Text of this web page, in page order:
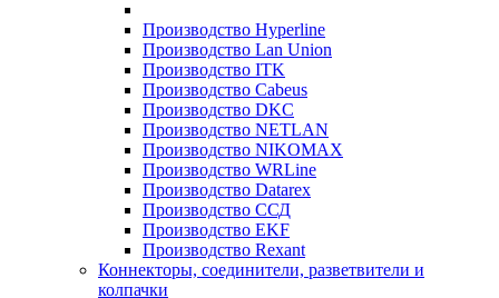
Производство Hyperline
Производство Lan Union
Производство ITK
Производство Cabeus
Производство DKC
Производство NETLAN
Производство NIKOMAX
Производство WRLine
Производство Datarex
Производство ССД
Производство EKF
Производство Rexant
Коннекторы, соединители, разветвители и
колпачки